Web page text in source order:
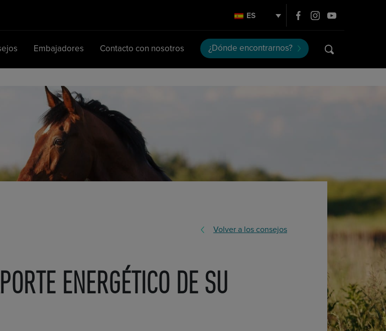
ES
Embajadores Contacto con nosotros ¿Dónde encontrarnos?
Volver a los consejos
ENERGÉTICO DE SU